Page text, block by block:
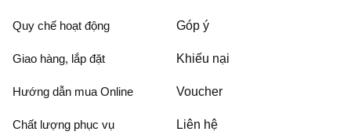
Quy chế hoạt động
Giao hàng, lắp đặt
Hướng dẫn mua Online
Chất lượng phục vụ
Góp ý
Khiếu nại
Voucher
Liên hệ